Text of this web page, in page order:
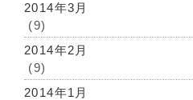
2014年3月
(9)
2014年2月
(9)
2014年1月